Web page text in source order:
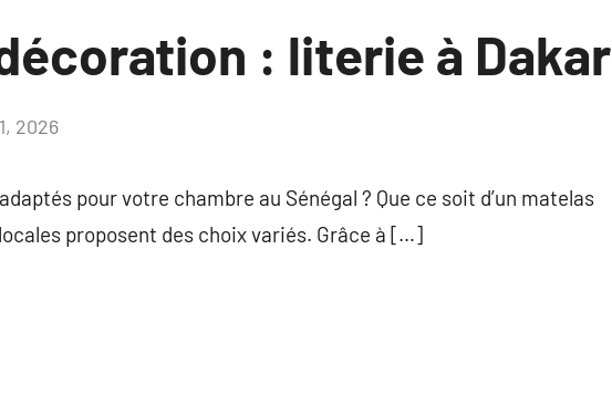
: literie à Dakar
2026
pour votre chambre au Sénégal ? Que ce soit d’un matelas
proposent des choix variés. Grâce à […]